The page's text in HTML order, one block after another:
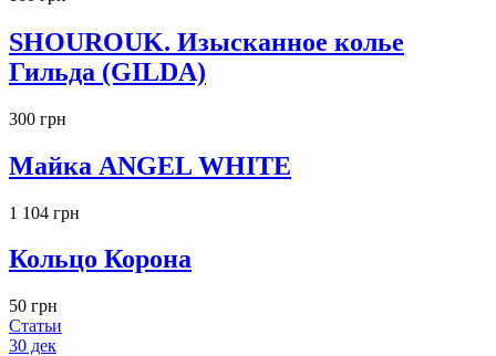
SHOUROUK. Изысканное колье
Гильда (GILDA)
300 грн
Майка ANGEL WHITE
1 104 грн
Кольцо Корона
50 грн
Статьи
30 дек